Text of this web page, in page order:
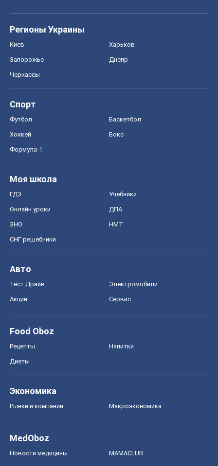
Регионы Украины
Киев Харьков
Запорожье Днепр
Черкассы
Спорт
Футбол Баскетбол
Хоккей Бокс
Формула-1
Моя школа
ГДЗ Учебники
Онлайн уроки ДПА
ЗНО НМТ
СНГ решебники
Авто
Тест Драйв Электромобили
Акции Сервис
Food Oboz
Рецепты Напитки
Диеты
Экономика
Рынки и компании Mакроэкономика
MedOboz
Новости медицины MAMACLUB